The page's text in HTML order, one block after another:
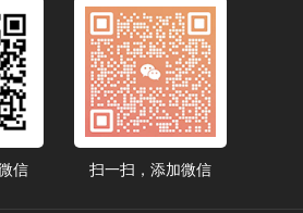
信 扫一扫，添加微信